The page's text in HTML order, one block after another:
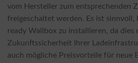
vom Hersteller zum entsprechenden
freigeschaltet werden. Es ist sinnvoll,
ready Wallbox zu installieren, da dies
Zukunftssicherheit Ihrer
auch mögliche Preisvorteile für neue